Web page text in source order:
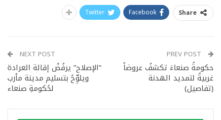
Share
Facebook
Twitter
حكومةُ صنعاءَ تكشفُ عروضاً
غربيةً لتمديد الهدنة
(تفاصيل)
NEXT POST
“الإصلاح” يرفُضُ إقالة العرادة
ويلوِّحُ بتسليم مدينة مأرب
لحُكومةِ صنعاء